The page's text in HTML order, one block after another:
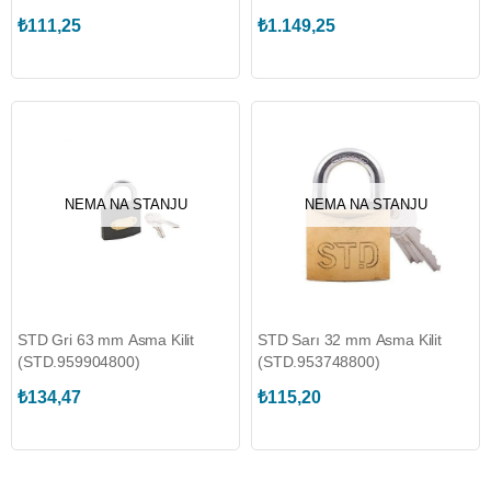
₺111,25 ₺1.149,25
NEMA NA STANJU
STD Gri 63 mm Asma Kilit
(STD.959904800)
₺134,47
NEMA NA STANJU
STD Sarı 32 mm Asma Kilit
(STD.953748800)
₺115,20